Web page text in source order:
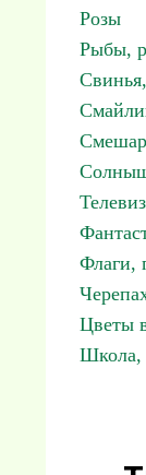
Розы
Рыбы,
Флаги,
Цветы
Школа,